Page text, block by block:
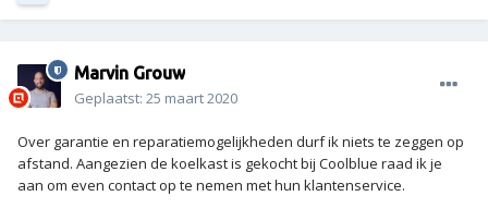
Marvin Grouw
Geplaatst: 25 maart 2020
Over garantie en reparatiemogelijkheden durf ik niets te zeggen op
afstand. Aangezien de koelkast is gekocht bij Coolblue raad ik je
aan om even contact op te nemen met hun klantenservice.